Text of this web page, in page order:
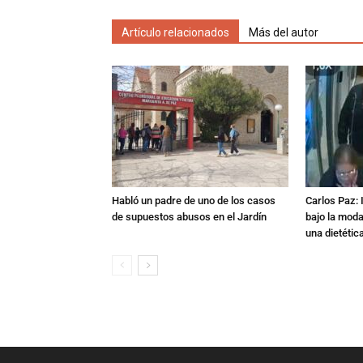
Artículo relacionados Más del autor
Habló un padre de uno de los casos
de supuestos abusos en el Jardín
Carlos Paz:
bajo la
una